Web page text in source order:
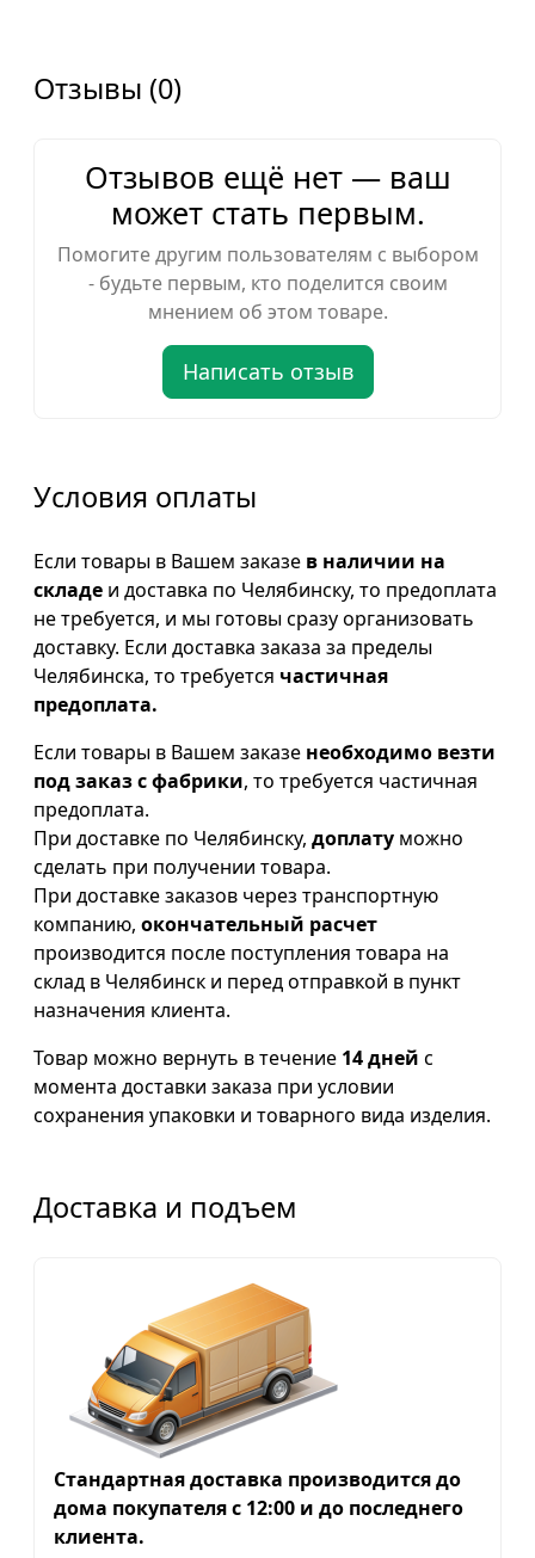
Отзывы (0)
Отзывов ещё нет — ваш
может стать первым.
Помогите другим пользователям с выбором
- будьте первым, кто поделится своим
мнением об этом товаре.
Написать отзыв
Условия оплаты
Если товары в Вашем заказе в наличии на
складе и доставка по Челябинску, то предоплата
не требуется, и мы готовы сразу организовать
доставку. Если доставка заказа за пределы
Челябинска, то требуется частичная
предоплата.
Если товары в Вашем заказе необходимо везти
под заказ с фабрики, то требуется частичная
предоплата.
При доставке по Челябинску, доплату можно
сделать при получении товара.
При доставке заказов через транспортную
компанию, окончательный расчет
производится после поступления товара на
склад в Челябинск и перед отправкой в пункт
назначения клиента.
Товар можно вернуть в течение 14 дней с
момента доставки заказа при условии
сохранения упаковки и товарного вида изделия.
Доставка и подъем
Стандартная доставка производится до
дома покупателя с 12:00 и до последнего
клиента.